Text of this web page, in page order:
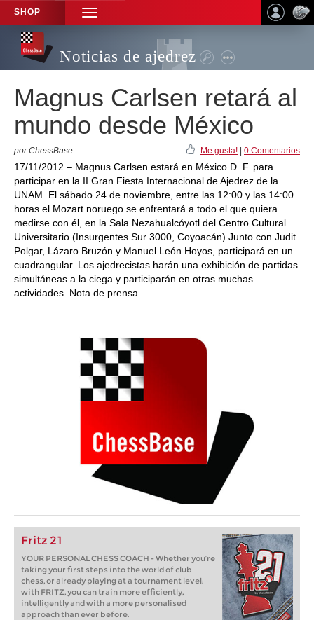
SHOP
TOGGLE
NAVIGATION
Noticias de ajedrez
Magnus Carlsen retará al
mundo desde México
por ChessBase Me gusta! 0 Comentarios
17/11/2012 – Magnus Carlsen estará en México D. F. para
participar en la II Gran Fiesta Internacional de Ajedrez de la
UNAM. El sábado 24 de noviembre, entre las 12:00 y las 14:00
horas el Mozart noruego se enfrentará a todo el que quiera
medirse con él, en la Sala Nezahualcóyotl del Centro Cultural
Universitario (Insurgentes Sur 3000, Coyoacán) Junto con Judit
Polgar, Lázaro Bruzón y Manuel León Hoyos, participará en un
cuadrangular. Los ajedrecistas harán una exhibición de partidas
simultáneas a la ciega y participarán en otras muchas
actividades. Nota de prensa...
Fritz 21
YOUR PERSONAL CHESS COACH - Whether you’re
taking your first steps into the world of club
chess, or already playing at a tournament level:
with FRITZ, you can train more efficiently,
intelligently and with a more personalised
approach than ever before.